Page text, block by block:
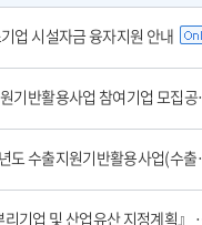
업 시설자금 융자지원 안내
업 참여기업 모집공고(긴급지원바우처 4차)
반활용사업(수출바우처) 참여기업 3차 모집 공고
업 및 산업유산 지정계획』 공고